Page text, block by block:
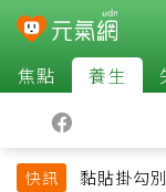
焦點 養生
快訊
黏貼掛勾